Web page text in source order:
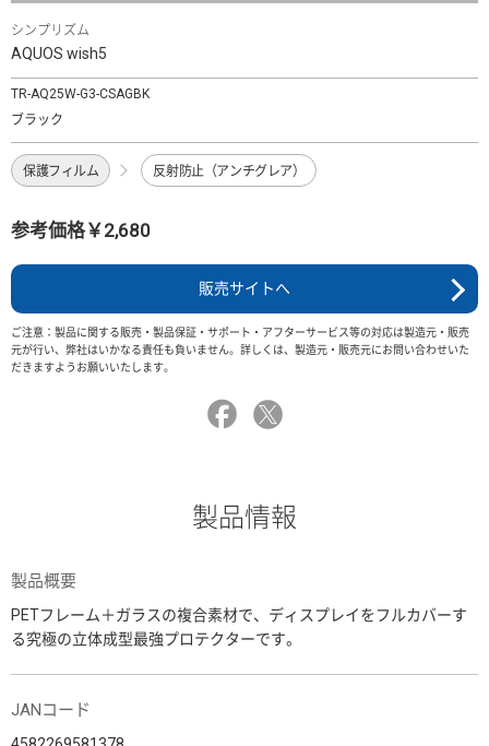
シンプリズム
AQUOS wish5
TR-AQ25W-G3-CSAGBK
ブラック
保護フィルム 反射防止（アンチグレア）
参考価格￥2,680
販売サイトへ
ご注意：製品に関する販売・製品保証・サポート・アフターサービス等の対応は製造元・販売
元が行い、弊社はいかなる責任も負いません。詳しくは、製造元・販売元にお問い合わせいた
だきますようお願いいたします。
製品情報
製品概要
PETフレーム＋ガラスの複合素材で、ディスプレイをフルカバーす
る究極の立体成型最強プロテクターです。
JANコード